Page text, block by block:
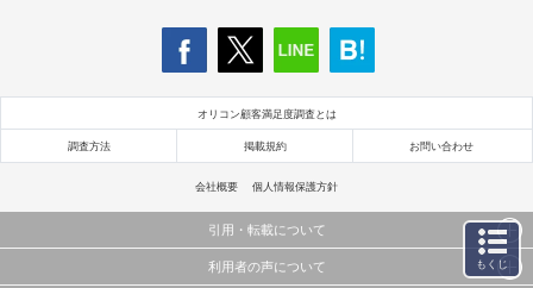
オリコン顧客満足度調査とは
調査方法 掲載規約 お問い合わせ
会社概要 個人情報保護方針
引用・転載について
当サイトで公開されている情報（文字、写真、イラスト、画像データ等）及びこれらの配置・
利用者の声について もくじ